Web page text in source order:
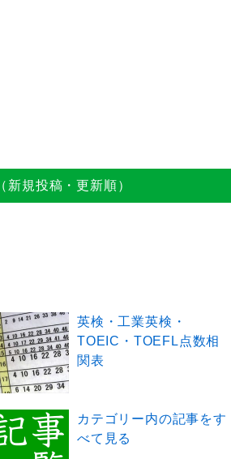
新規投稿・更新順）
英検・工業英検・
TOEIC・TOEFL点数相
関表
カテゴリー内の記事をす
べて見る